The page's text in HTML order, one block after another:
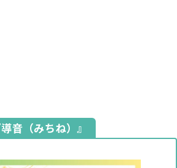
音（みちね）』